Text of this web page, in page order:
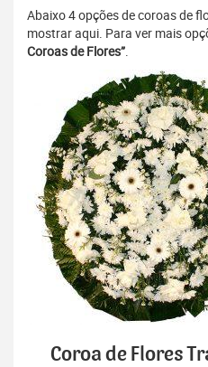
Abaixo 4 opções de coroas de
mostrar aqui. Para ver mais
Coroas de Flores”.
Coroa de Flores